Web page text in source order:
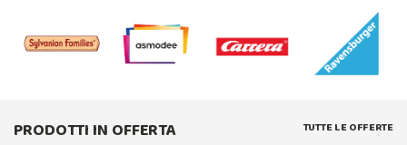
PRODOTTI IN OFFERTA TUTTE LE OFFERTE